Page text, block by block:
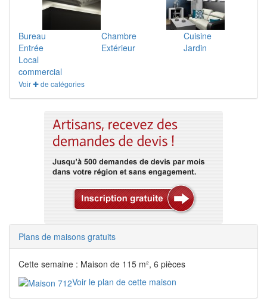
Bureau Chambre
Cuisine
Entrée
Extérieur
Jardin
Local
commercial
Voir ✚ de catégories
Plans de maisons gratuits
Cette semaine : Maison de 115 m², 6 pièces
Voir le plan de cette maison